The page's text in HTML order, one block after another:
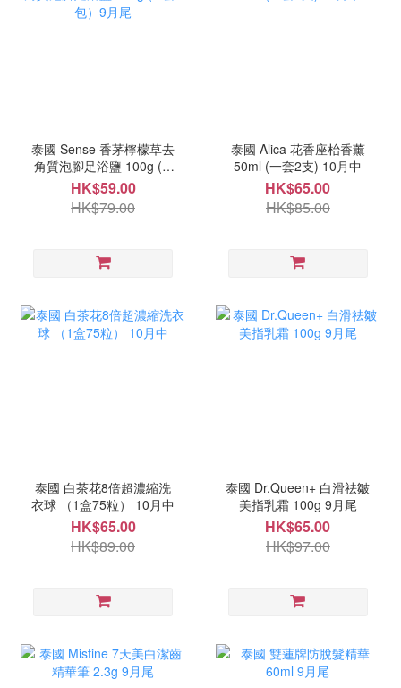
泰國 Sense 香茅檸檬草去
角質泡腳足浴鹽 100g ( 1
套3包）9月尾
HK$59.00
HK$79.00
泰國 Alica 花香座枱香薰
50ml (一套2支) 10月中
HK$65.00
HK$85.00
泰國 白茶花8倍超濃縮洗
衣球 （1盒75粒） 10月中
HK$65.00
HK$89.00
泰國 Dr.Queen+ 白滑祛皺
美指乳霜 100g 9月尾
HK$65.00
HK$97.00